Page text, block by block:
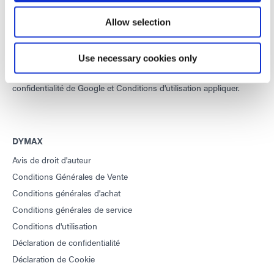
Allow selection
Use necessary cookies only
systèmes de durcissement à la lumière UV/LED pour améliorer
considérablement l'efficacité de la fabrication.
Ce site est protégé par reCAPTCHA et laPolitique de
confidentialité de GoogleetConditions d'utilisationappliquer.
DYMAX
Avis de droit d'auteur
Conditions Générales de Vente
Conditions générales d'achat
Conditions générales de service
Conditions d'utilisation
Déclaration de confidentialité
Déclaration de Cookie